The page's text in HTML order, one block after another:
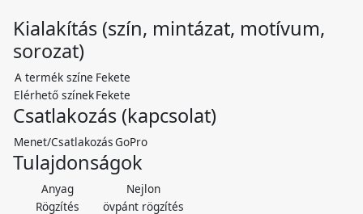
Kialakítás (szín, mintázat, motívum,
sorozat)
A termék színe Fekete
Elérhető színekFekete
Csatlakozás (kapcsolat)
Menet/CsatlakozásGoPro
Tulajdonságok
Anyag
Nejlon
Rögzítés
övpánt rögzítés